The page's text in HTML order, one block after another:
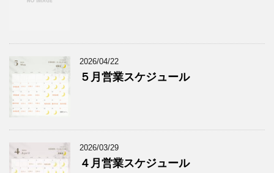
2026/04/22
５月営業スケジュール
2026/03/29
４月営業スケジュール